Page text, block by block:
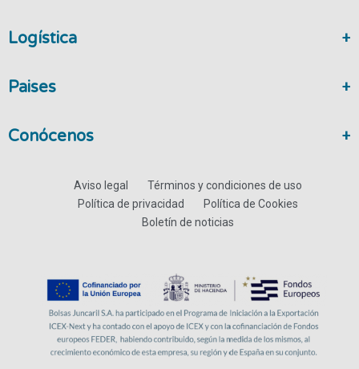
Logística
Paises
Conócenos
Aviso legal
Términos y condiciones de uso
Política de privacidad
Política de Cookies
Boletín de noticias